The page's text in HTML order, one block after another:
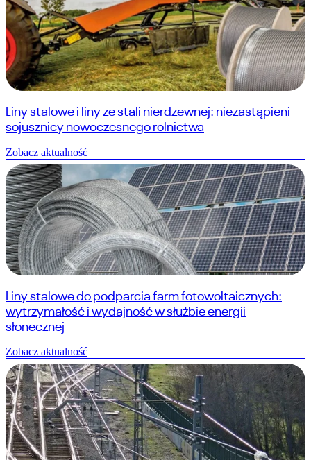
Liny stalowe i liny ze stali nierdzewnej: niezastąpieni
sojusznicy nowoczesnego rolnictwa
Zobacz aktualność
Liny stalowe do podparcia farm fotowoltaicznych:
wytrzymałość i wydajność w służbie energii
słonecznej
Zobacz aktualność